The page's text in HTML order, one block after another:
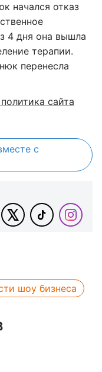
начался отказ
4 дня она вышла
терапии.
перенесла
сайта
с
шоу бизнеса